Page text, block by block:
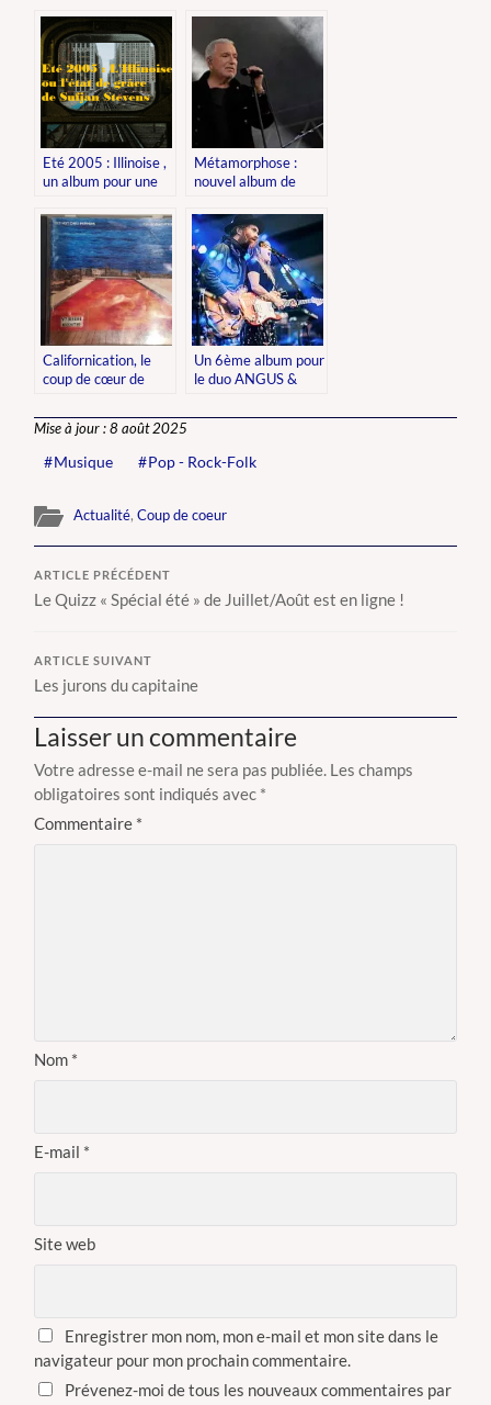
Eté 2005 : Illinoise ,
un album pour une
Métamorphose :
nouvel album de
LAVILLIERS.
Californication, le
coup de cœur de
Un 6ème album pour
le duo ANGUS &
Mise à jour : 8 août 2025
Musique
Pop - Rock-Folk
Actualité,Coup de coeur
ARTICLE PRÉCÉDENT
Le Quizz « Spécial été » de Juillet/Août est en ligne !
ARTICLE SUIVANT
Les jurons du capitaine
Laisser un commentaire
Votre adresse e-mail ne sera pas publiée. Les champs
obligatoires sont indiqués avec *
Commentaire *
Nom *
E-mail *
Site web
Enregistrer mon nom, mon e-mail et mon site dans le
navigateur pour mon prochain commentaire.
Prévenez-moi de tous les nouveaux commentaires par